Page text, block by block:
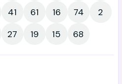
41 61 16 74
2
27 19 15 68